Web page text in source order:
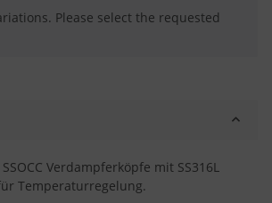
Please select the requested
Verdampferköpfe mit SS316L
Temperaturregelung.